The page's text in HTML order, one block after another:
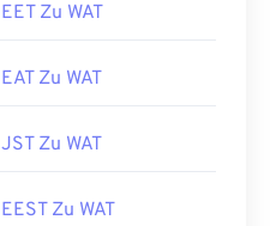
EET Zu WAT
EAT Zu WAT
JST Zu WAT
EEST Zu WAT